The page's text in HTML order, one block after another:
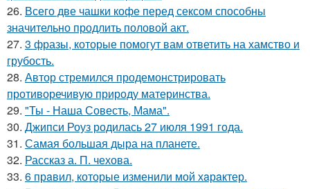
26. Всего две чашки кофе перед сексом способны
значительно продлить половой акт.
27. 3 фразы, которые помогут вам ответить на хамство и
грубость.
28. Автор стремился продемонстрировать
противоречивую природу материнства.
29. "Ты - Наша Совесть, Мама".
30. Джипси Роуз родилась 27 июля 1991 года.
31. Самая большая дыра на планете.
32. Рассказ а. П. чехова.
33. 6 прaвил, которые изменили мой хaрaктер.